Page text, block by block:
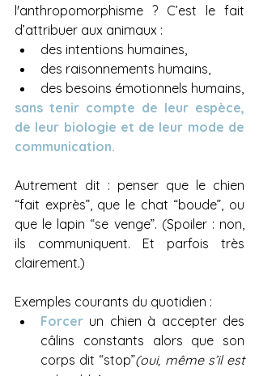
l'anthropomorphisme ? C’est le fait
d’attribuer aux animaux :
des intentions humaines,
des raisonnements humains,
des besoins émotionnels humains,
sans tenir compte de leur espèce,
de leur biologie et de leur mode de
communication.
Autrement dit : penser que le chien
“fait exprès”, que le chat “boude”, ou
que le lapin “se venge”. (Spoiler : non,
ils communiquent. Et parfois très
clairement.)
Exemples courants du quotidien :
Forcer un chien à accepter des
câlins constants alors que son
corps dit “stop”(oui, même s’il est